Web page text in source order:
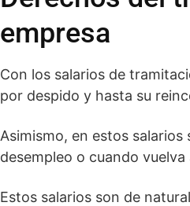
empresa
Con los salarios de
por despido y hasta su
Asimismo, en estos
desempleo o cuando
Estos salarios son de